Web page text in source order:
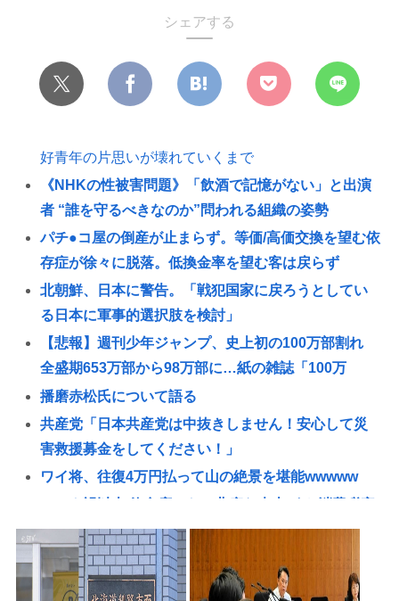
シェアする
好青年の片思いが壊れていくまで
《NHKの性被害問題》「飲酒で記憶がない」と出演
者 “誰を守るべきなのか”問われる組織の姿勢
パチ●コ屋の倒産が止まらず。等価/高価交換を望む依
存症が徐々に脱落。低換金率を望む客は戻らず
北朝鮮、日本に警告。「戦犯国家に戻ろうとしてい
る日本に軍事的選択肢を検討」
【悲報】週刊少年ジャンプ、史上初の100万部割れ
全盛期653万部から98万部に…紙の雑誌「100万
播磨赤松氏について語る
共産党「日本共産党は中抜きしません！安心して災
害救援募金をしてください！」
ワイ将、往復4万円払って山の絶景を堪能wwwww
1%の基本方針を決定も…懸念される”外食離れ”
2位『イオン』3位『ヤオコー』【一番お寿司が美味
しいと思うスーパー】300名が選ぶ1位に